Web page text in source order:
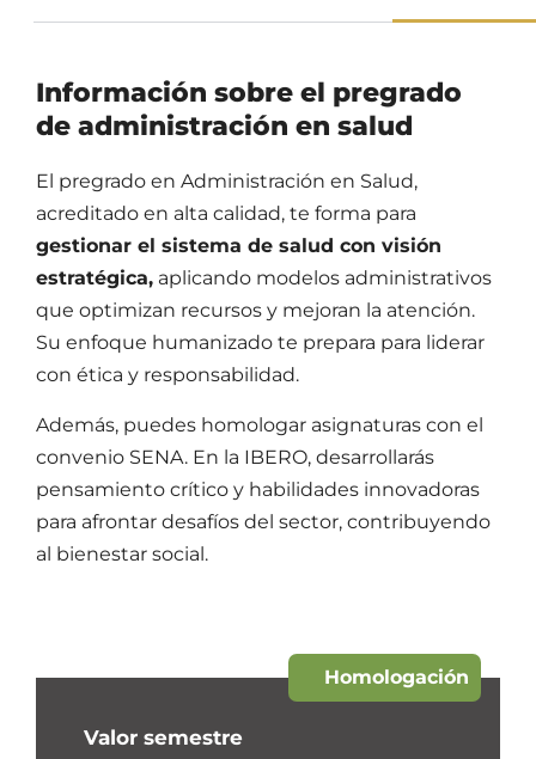
Información sobre el pregrado
de administración en salud
El pregrado en Administración en Salud,
acreditado en alta calidad, te forma para
gestionar el sistema de salud con visión
estratégica, aplicando modelos administrativos
que optimizan recursos y mejoran la atención.
Su enfoque humanizado te prepara para liderar
con ética y responsabilidad.
Además, puedes homologar asignaturas con el
convenio SENA. En la IBERO, desarrollarás
pensamiento crítico y habilidades innovadoras
para afrontar desafíos del sector, contribuyendo
al bienestar social.
Homologación
Valor semestre